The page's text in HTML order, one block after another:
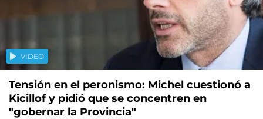
VIDEO
Tensión en el peronismo: Michel cuestionó a
Kicillof y pidió que se concentren en
"gobernar la Provincia"